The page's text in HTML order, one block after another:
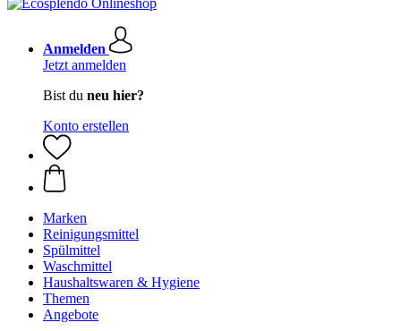
Anmelden
Jetzt anmelden
Bist du neu hier?
Konto erstellen
Marken
Reinigungsmittel
Spülmittel
Waschmittel
Haushaltswaren & Hygiene
Themen
Angebote